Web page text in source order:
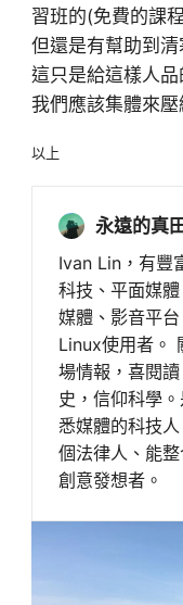
習班的(免費的課
但還是有幫助到
這只是給這樣人品
我們應該集體來壓
以上
永遠的真
Ivan Lin，有豐
科技、平面媒
媒體、影音平
Linux使用者。
場情報，喜閱
史，信仰科學
悉媒體的科技
個法律人、能
創意發想者。